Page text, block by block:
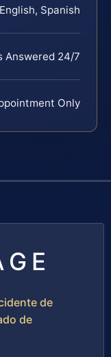
English, Spanish
Answered 24/7
Only
de
de